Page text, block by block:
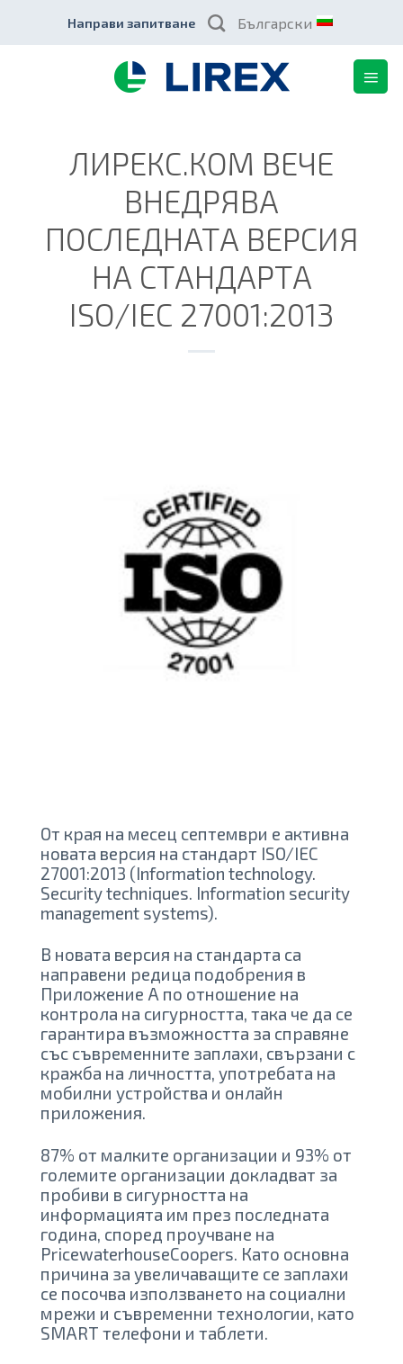
content
Направи запитване Български
ЛИРЕКС.КОМ ВЕЧЕ
ВНЕДРЯВА
ПОСЛЕДНАТА ВЕРСИЯ
НА СТАНДАРТА
ISO/IEC 27001:2013
От края на месец септември е активна
новата версия на стандарт ISO/IEC
27001:2013 (Information technology.
Security techniques. Information security
management systems).
В новата версия на стандарта са
направени редица подобрения в
Приложение А по отношение на
контрола на сигурността, така че да се
гарантира възможността за справяне
със съвременните заплахи, свързани с
кражба на личността, употребата на
мобилни устройства и онлайн
приложения.
87% от малките организации и 93% от
големите организации докладват за
пробиви в сигурността на
информацията им през последната
година, според проучване на
PricewaterhouseCoopers. Като основна
причина за увеличаващите се заплахи
се посочва използването на социални
мрежи и съвременни технологии, като
SMART телефони и таблети.